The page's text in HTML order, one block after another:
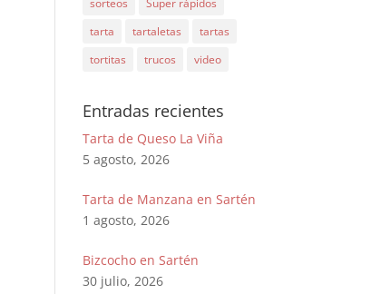
sorteos
Super rápidos
tarta
tartaletas
tartas
tortitas
trucos video
Entradas recientes
Tarta de Queso La Viña
5 agosto, 2026
Tarta de Manzana en Sartén
1 agosto, 2026
Bizcocho en Sartén
30 julio, 2026